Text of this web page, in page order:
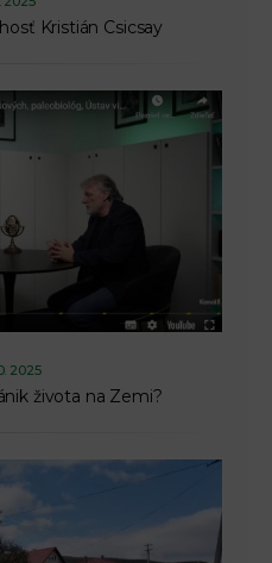
Kristián Csicsay
2025
života na Zemi?